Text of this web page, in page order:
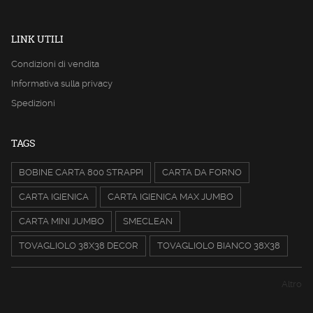
LINK UTILI
Condizioni di vendita
Informativa sulla privacy
Spedizioni
TAGS
BOBINE CARTA 800 STRAPPI CARTA DA FORNO
CARTA IGIENICA CARTA IGIENICA MAX JUMBO
CARTA MINI JUMBO SMECLEAN
TOVAGLIOLO 38X38 DECOR TOVAGLIOLO BIANCO 38X38
Altro